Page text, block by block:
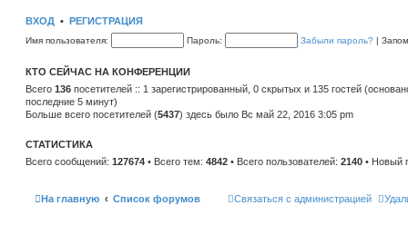
н
м
о
б
щ
е
ю
т
к
о
с
л
е
д
н
у
о
е
ВХОД • РЕГИСТРАЦИЯ
Имя пользователя: Пароль: Забыли пароль? |
КТО СЕЙЧАС НА КОНФЕРЕНЦИИ
Всего 136 посетителей :: 1 зарегистрированный, 0 скрытых и 135 гостей
последние 5 минут)
Больше всего посетителей (5437) здесь было Вс май 22, 2016 3:05 pm
СТАТИСТИКА
Всего сообщений: 127674 • Всего тем: 4842 • Всего пользователей: 2140 • Новый
На главную Список форумов Связаться с администрацией